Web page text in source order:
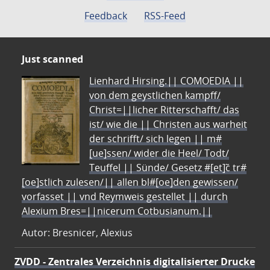
Feedback
RSS-Feed
Just scanned
Lienhard Hirsing.|| COMOEDIA ||
von dem geystlichen kampff/
Christ=||licher Ritterschafft/ das
ist/ wie die || Christen aus warheit
der schrifft/ sich legen || m#
[ue]ssen/ wider die Heel/ Todt/
Teuffel || Sünde/ Gesetz #[et]c̃ tr#
[oe]stlich zulesen/|| allen bl#[oe]den gewissen/
vorfasset || vnd Reymweis gestellet || durch
Alexium Bres=||nicerum Cotbusianum.||
Autor: Bresnicer, Alexius
ZVDD - Zentrales Verzeichnis digitalisierter Drucke